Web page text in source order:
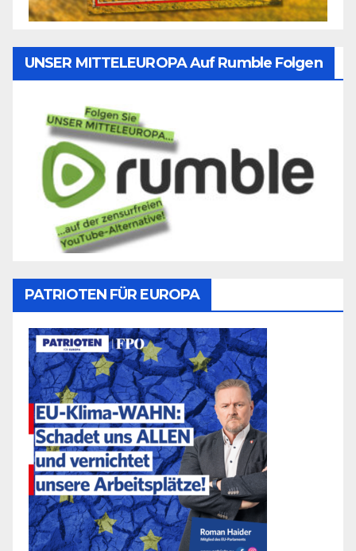
UNSER MITTELEUROPA Auf Rumble Folgen
PATRIOTEN FÜR EUROPA